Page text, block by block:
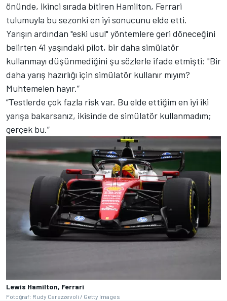
önünde, ikinci sırada bitiren Hamilton, Ferrari
tulumuyla bu sezonki en iyi sonucunu elde etti.
Yarışın ardından "eski usul" yöntemlere geri döneceğini
belirten 41 yaşındaki pilot, bir daha simülatör
kullanmayı düşünmediğini şu sözlerle ifade etmişti: "Bir
daha yarış hazırlığı için simülatör kullanır mıyım?
Muhtemelen hayır.”
“Testlerde çok fazla risk var. Bu elde ettiğim en iyi iki
yarışa bakarsanız, ikisinde de simülatör kullanmadım;
gerçek bu.”
Lewis Hamilton, Ferrari
Fotoğraf: Rudy Carezzevoli / Getty Images